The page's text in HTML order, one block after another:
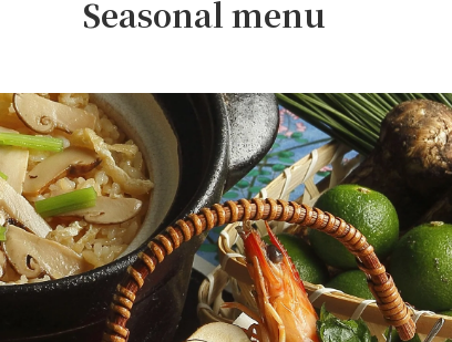
Seasonal menu